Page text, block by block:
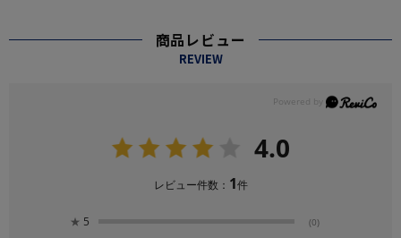
商品レビュー
REVIEW
4.0
レビュー件数： 1件
★ 5 (0)